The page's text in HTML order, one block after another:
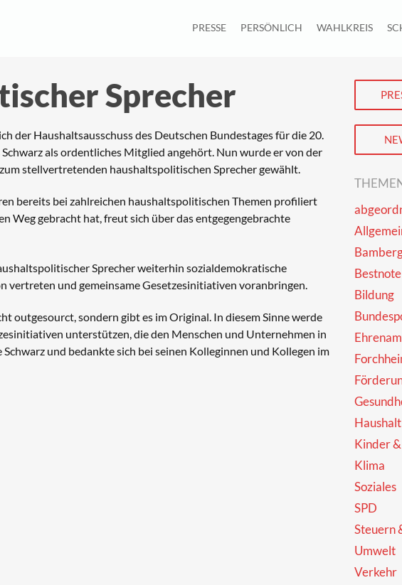
PRESSE PERSÖNLICH WAHLKREIS
Sprecher
der Haushaltsausschuss des Deutschen Bundestages für die 20.
als ordentliches Mitglied angehört. Nun wurde er von der
stellvertretenden haushaltspolitischen Sprecher gewählt.
bereits bei zahlreichen haushaltspolitischen Themen profiliert
Weg gebracht hat, freut sich über das entgegengebrachte
Sprecher weiterhin sozialdemokratische
und gemeinsame Gesetzesinitiativen voranbringen.
outgesourct, sondern gibt es im Original. In diesem Sinne werde
unterstützen, die den Menschen und Unternehmen in
und bedankte sich bei seinen Kolleginnen und Kollegen im
Bestnote
Bildung
Haushalt
Kinder
Klima
Soziales
SPD
Steuern
Umwelt
Verkehr